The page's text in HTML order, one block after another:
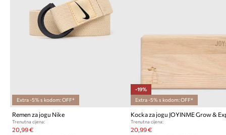
Extra -5% s kodom: OFF*
Remen za jogu Nike
Trenutna cijena:
20,99 €
-19%
Extra -5% s kodom: OFF*
Kocka za jogu JOYINME Grow &
Trenutna cijena:
20,99 €